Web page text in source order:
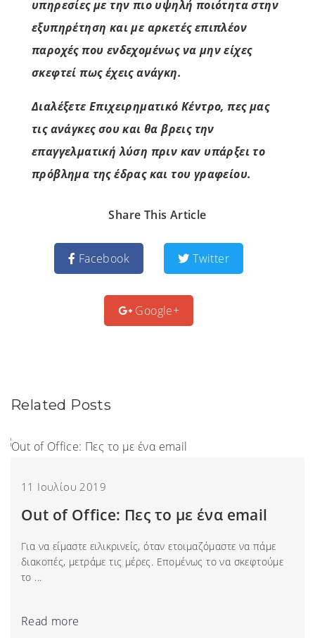
υπηρεσίες με την πιο υψηλή ποιότητα στην
εξυπηρέτηση και με αρκετές επιπλέον
παροχές που ενδεχομένως να μην είχες
σκεφτεί πως έχεις ανάγκη.
Διαλέξετε Επιχειρηματικό Κέντρο, πες μας
τις ανάγκες σου και θα βρεις την
επαγγελματική λύση πριν καν υπάρξει το
πρόβλημα της έδρας και του γραφείου.
Share This Article
Facebook Twitter
Google+
Related Posts
11 Ιουλίου 2019
Out of Office: Πες το με ένα email
Για να είμαστε ειλικρινείς, όταν ετοιμαζόμαστε να πάμε
διακοπές, μετράμε τις μέρες. Επομένως το να σκεφτούμε
το ...
Read more